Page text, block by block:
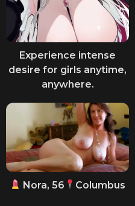
Experience intense
desire for girls anytime,
anywhere.
Nora, 56 Columbus